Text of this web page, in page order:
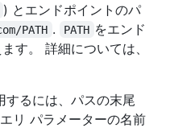
) とエンドポイントのパ
PATH . PATH をエンド
す。 詳細については、
するには、パスの末尾
リ パラメーターの名前